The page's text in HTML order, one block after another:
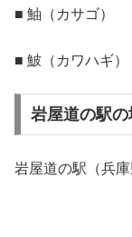
■ 鮋（カサゴ）
■ 鮍（カワハギ）
岩屋道の駅の
岩屋道の駅（兵